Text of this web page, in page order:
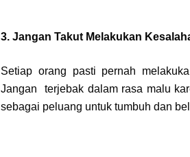
3. Jangan Takut Melakukan
Setiap orang pasti pernah
Jangan terjebak dalam rasa malu
sebagai peluang untuk tumbuh dan